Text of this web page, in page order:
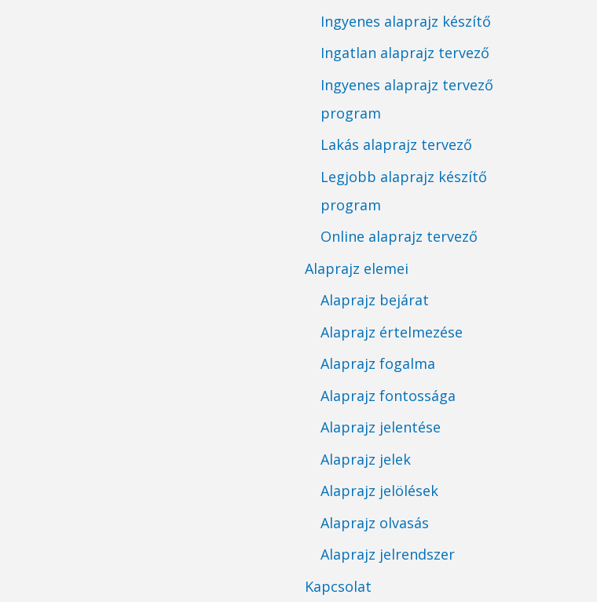
Ingyenes alaprajz készítő
Ingatlan alaprajz tervező
Ingyenes alaprajz tervező
program
Lakás alaprajz tervező
Legjobb alaprajz készítő
program
Online alaprajz tervező
Alaprajz elemei
Alaprajz bejárat
Alaprajz értelmezése
Alaprajz fogalma
Alaprajz fontossága
Alaprajz jelentése
Alaprajz jelek
Alaprajz jelölések
Alaprajz olvasás
Alaprajz jelrendszer
Kapcsolat